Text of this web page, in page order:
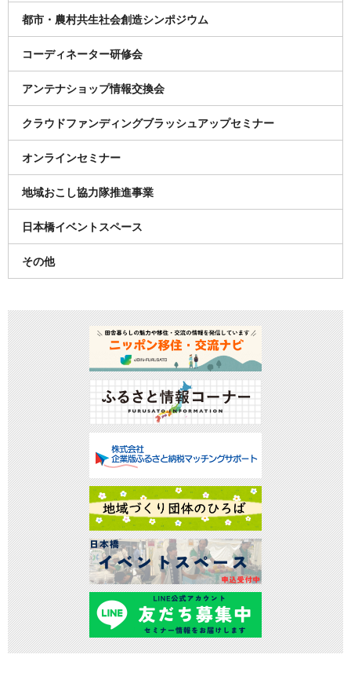
都市・農村共生社会創造シンポジウム
コーディネーター研修会
アンテナショップ情報交換会
クラウドファンディングブラッシュアップセミナー
オンラインセミナー
地域おこし協力隊推進事業
日本橋イベントスペース
その他